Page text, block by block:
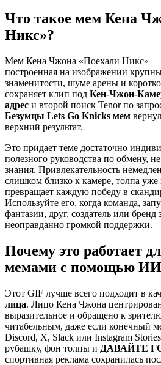
Что такое мем Кена
Никс»?
Мем Кена Чжона «Поехали Никс» —
построенная на изображении
знаменитости, шуме арены и
сохраняет клип под Кен-Чжон-
адрес и второй поиск Tenor по
Безумцы Lets Go Knicks мем
верхний результат.
Это придает теме достаточно
полезного руководства по обмену,
знания. Привлекательность
слишком близко к камере, толпа
превращает каждую победу в
Используйте его, когда команда,
фантазии, друг, создатель или
неоправданно громкой поддержки.
Почему это работает
мемами с помощью ИИ
Этот GIF лучше всего подходит в
лица. Лицо Кена Чжона
выразительное и обращено к
читабельным, даже если конечный
Discord, X, Slack или Instagram
рубашку, фон толпы и ДАВАЙТЕ
спортивная реклама сохранилась